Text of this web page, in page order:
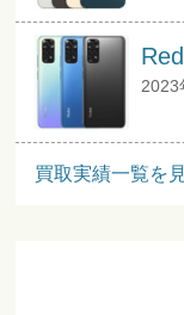
2023
買取実績一覧を